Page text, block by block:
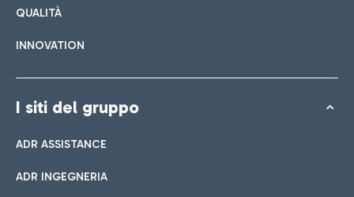
QUALITÀ
INNOVATION
I siti del gruppo
ADR ASSISTANCE
ADR INGEGNERIA